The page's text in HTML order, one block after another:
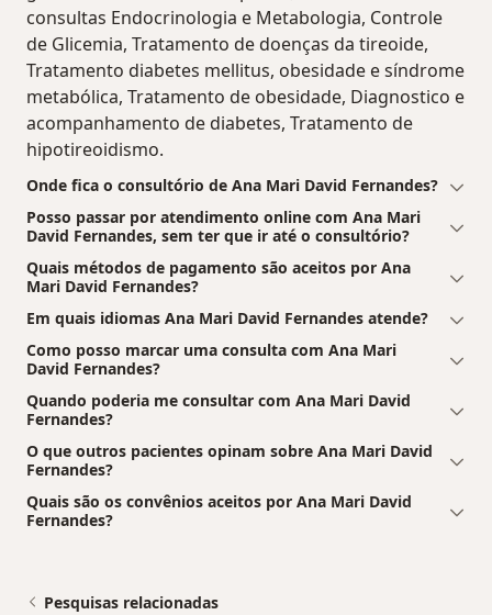
consultas Endocrinologia e Metabologia, Controle
de Glicemia, Tratamento de doenças da tireoide,
Tratamento diabetes mellitus, obesidade e síndrome
metabólica, Tratamento de obesidade, Diagnostico e
acompanhamento de diabetes, Tratamento de
hipotireoidismo.
Onde fica o consultório de Ana Mari David Fernandes?
Posso passar por atendimento online com Ana Mari
David Fernandes, sem ter que ir até o consultório?
Quais métodos de pagamento são aceitos por Ana
Mari David Fernandes?
Em quais idiomas Ana Mari David Fernandes atende?
Como posso marcar uma consulta com Ana Mari
David Fernandes?
Quando poderia me consultar com Ana Mari David
Fernandes?
O que outros pacientes opinam sobre Ana Mari David
Fernandes?
Quais são os convênios aceitos por Ana Mari David
Fernandes?
Pesquisas relacionadas